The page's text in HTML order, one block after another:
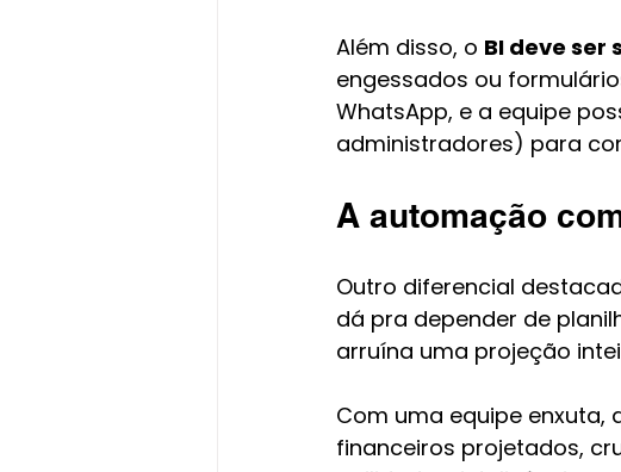
Além disso, o BI deve ser
engessados ou
WhatsApp, e a equipe
administradores) para
A automação
Outro diferencial
dá pra depender de
arruína uma projeção
Com uma equipe enxuta,
financeiros projetados,